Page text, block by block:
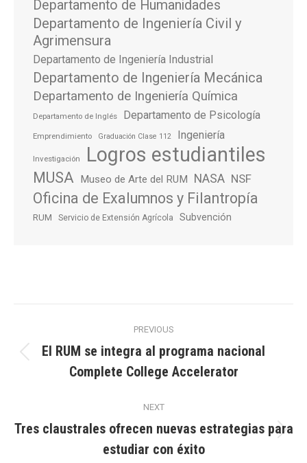
Departamento de Humanidades
Departamento de Ingeniería Civil y
Agrimensura
Departamento de Ingeniería Industrial
Departamento de Ingeniería Mecánica
Departamento de Ingeniería Química
Departamento de Inglés Departamento de Psicología
Emprendimiento Graduación Clase 112 Ingeniería
Investigación Logros estudiantiles
MUSA Museo de Arte del RUM NASA NSF
Oficina de Exalumnos y Filantropía
RUM Servicio de Extensión Agrícola Subvención
navigation
PREVIOUS
Previous
post:
El RUM se integra al programa nacional
Complete College Accelerator
NEXT
Next
post:
Tres claustrales ofrecen nuevas estrategias para
estudiar con éxito